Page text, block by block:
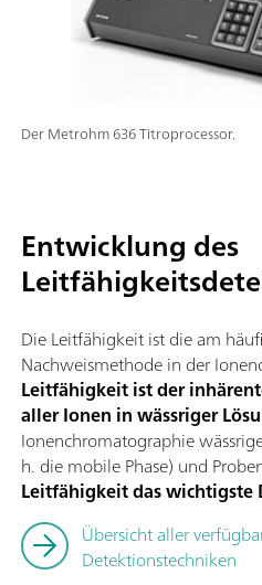
Der Metrohm 636 Titroprocessor.
Entwicklung des
Die Leitfähigkeit ist die am
Nachweismethode in der
Leitfähigkeit ist der
aller Ionen in wässriger
Ionenchromatographie
h. die mobile Phase) und
Leitfähigkeit das wichtigste
Übersicht aller
Detektionstechniken